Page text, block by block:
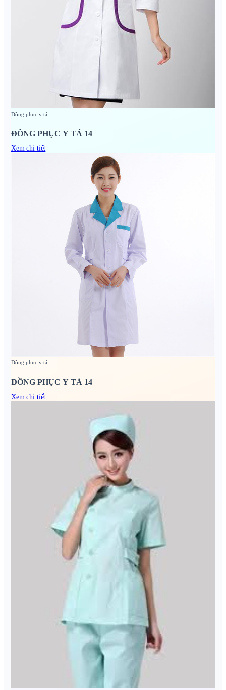
Đồng phục y tá
ĐỒNG PHỤC Y TÁ 14
Xem chi tiết
Đồng phục y tá
ĐỒNG PHỤC Y TÁ 14
Xem chi tiết